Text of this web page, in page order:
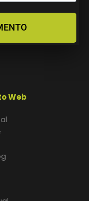
Web